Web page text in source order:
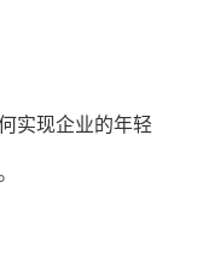
实现企业的年轻